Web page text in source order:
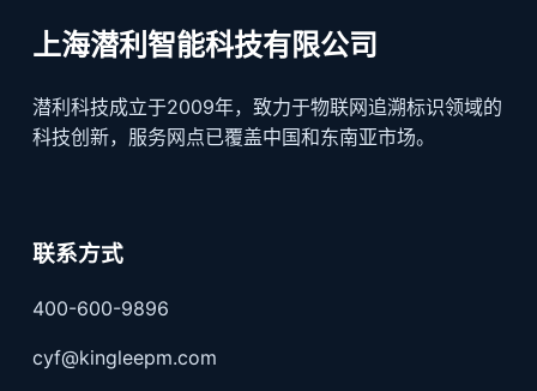
上海潜利智能科技有限公司
潜利科技成立于2009年，致力于物联网追溯标识领域的
科技创新，服务网点已覆盖中国和东南亚市场。
联系方式
400-600-9896
cyf@kingleepm.com